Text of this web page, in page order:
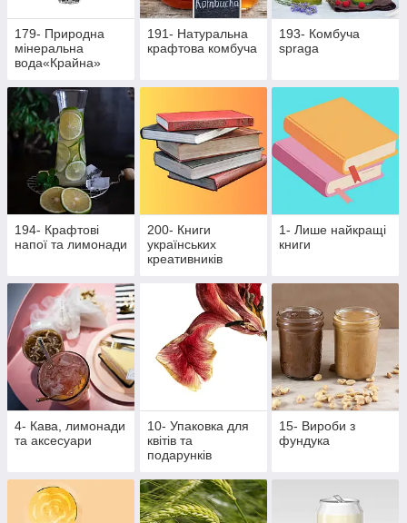
179- Природна
мінеральна
вода«Крайна»
191- Натуральна
крафтова комбуча
193- Комбуча
spraga
194- Крафтові
напої та лимонади
200- Книги
українських
креативників
1- Лише найкращі
книги
4- Кава, лимонади
та аксесуари
10- Упаковка для
квітів та
подарунків
15- Вироби з
фундука